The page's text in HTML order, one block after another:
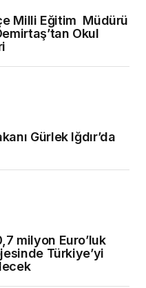
Milli Eğitim Müdürü
Okul
Gürlek Iğdır’da
milyon Euro’luk
Türkiye’yi